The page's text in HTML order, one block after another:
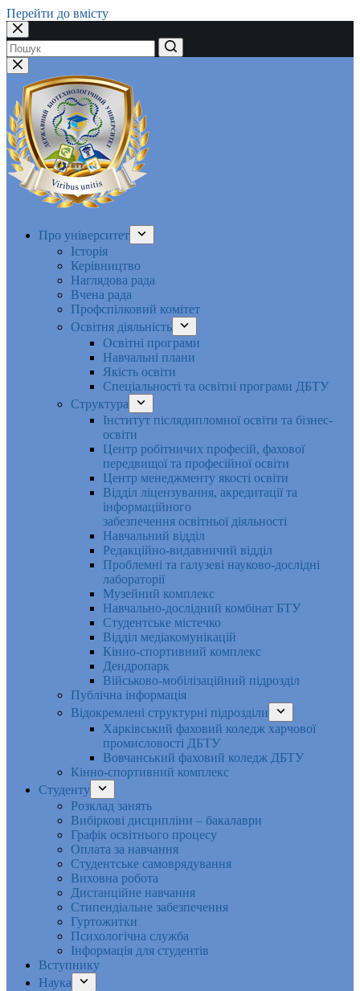
Перейти до вмісту
Немає
результатів
Про університет
Історія
Керівництво
Наглядова рада
Вчена рада
Профспілковий комітет
Освітня діяльність
Освітні програми
Навчальні плани
Якість освіти
Спеціальності та освітні програми ДБТУ
Структура
Інститут післядипломної освіти та бізнес-
освіти
Центр робітничих професій, фахової
передвищої та професійної освіти
Центр менеджменту якості освіти
Відділ ліцензування, акредитації та
інформаційного
забезпечення освітньої діяльності
Навчальний відділ
Редакційно-видавничий відділ
Проблемні та галузеві науково-дослідні
лабораторії
Музейний комплекс
Навчально-дослідний комбінат БТУ
Студентське містечко
Відділ медіакомунікацій
Кінно-спортивний комплекс
Дендропарк
Військово-мобілізаційний підрозділ
Публічна інформація
Відокремлені структурні підрозділи
Харківський фаховий коледж харчової
промисловості ДБТУ
Вовчанський фаховий коледж ДБТУ
Кінно-спортивний комплекс
Студенту
Розклад занять
Вибіркові дисципліни – бакалаври
Графік освітнього процесу
Оплата за навчання
Студентське самоврядування
Виховна робота
Дистанційне навчання
Стипендіальне забезпечення
Гуртожитки
Психологічна служба
Інформація для студентів
Вступнику
Наука